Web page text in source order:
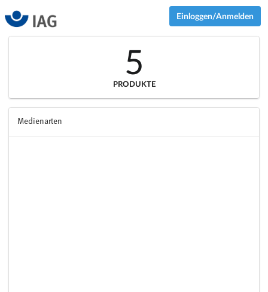
Einloggen/Anmelden
5
PRODUKTE
Medienarten